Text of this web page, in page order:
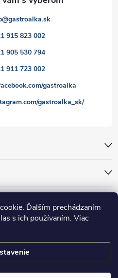
Ďalším prechádzaním
s ich používaním. Viac
@gastroalka.sk
915 823 002
905 530 794
911 723 002
gastroalka
gastroalka_sk/
Slovakia. Všetky práva vyhradené.